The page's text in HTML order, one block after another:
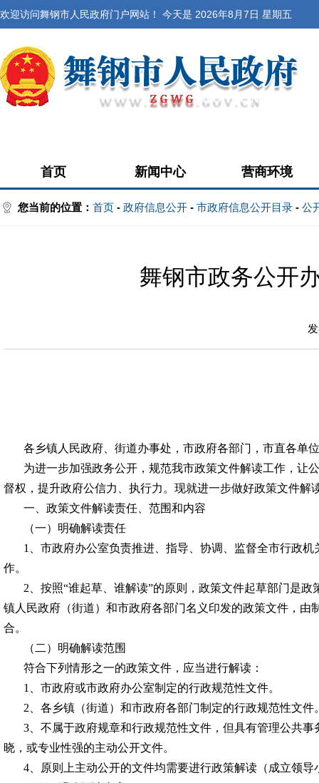
欢迎访问舞钢市人民政府门户网站！ 今天是 2026年8月7日 星期五
首页 新闻中心 营商环境
您当前的位置： 首页 - 政府信息公开 - 市政府信息公开目录 - 公
舞钢市政务公开
各乡镇人民政府 街道办事处， 市政府各部门， 市直各单
为进一步加强政务公开，规范我市政策文件解读工作，让
督权，提升政府公信力、执行力。现就进一步做好政策文件解
一、政策文件解读责任、范围和内容
（一）明确解读责任
1、市政府办公室负责推进、指导、协调、监督全市行政
作。
2、按照“谁起草、谁解读”的原则，政策文件起草部门是
镇人民政府（街道）和市政府各部门名义印发的政策文件，
合。
（二）明确解读范围
符合下列情形之一的政策文件，应当进行解读：
1、市政府或市政府办公室制定的行政规范性文件。
2、各乡镇（街道）和市政府各部门制定的行政规范性文件
3、不属于政府规章和行政规范性文件，但具有管理公共
晓，或专业性强的主动公开文件。
4、原则上主动公开的文件均需要进行政策解读（成立领